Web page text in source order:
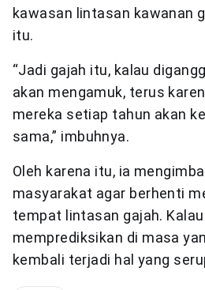
kawasan lintasan kawanan
itu.
“Jadi gajah itu, kalau
akan mengamuk, terus
mereka setiap tahun akan
sama,” imbuhnya.
Oleh karena itu, ia
masyarakat agar berhenti
tempat lintasan gajah.
memprediksikan di masa
kembali terjadi hal yang